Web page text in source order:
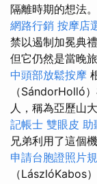
隔離時期的想法。
網路行銷 按摩店
禁以遏制加冕典
但它仍然是當晚
中頭部放鬆按摩
（SándorHolló
人，稱為亞歷山
記帳士 雙眼皮 助
兄弟利用了這個
申請台胞證照片
（LászlóKabos